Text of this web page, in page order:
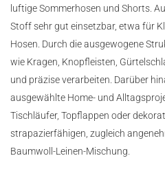
luftige Sommerhosen und Shorts.
Stoff sehr gut einsetzbar, etwa für
Hosen. Durch die ausgewogene
wie Kragen, Knopfleisten,
und präzise verarbeiten. Darüber
ausgewählte Home- und
Tischläufer, Topflappen oder
strapazierfähigen, zugleich
Baumwoll-Leinen-Mischung.